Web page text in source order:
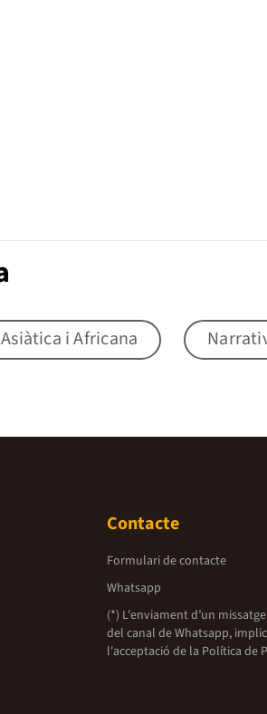
Asiàtica i Africana
Contacte
Formulari de contacte
Whatsapp
(*) L'enviament d’un
del canal de Whatsapp,
l'acceptació de la Política de